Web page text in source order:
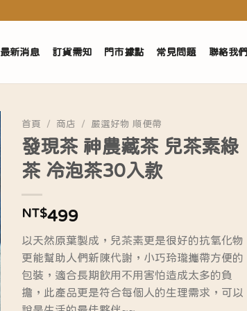
最新消息 訂貨需知 門市據點 常見問題 聯絡我們
首頁 / 商店 / 嚴選好物 順便帶
發現茶 神農藏茶 兒茶素綠
茶 冷泡茶30入款
NT$499
以天然原葉製成，兒茶素更是很好的抗氧化物
更能幫助人們新陳代謝，小巧玲瓏攜帶方便的
包裝，適合長期飲用不用害怕造成太多的負
擔，此產品更是符合每個人的生理需求，可以